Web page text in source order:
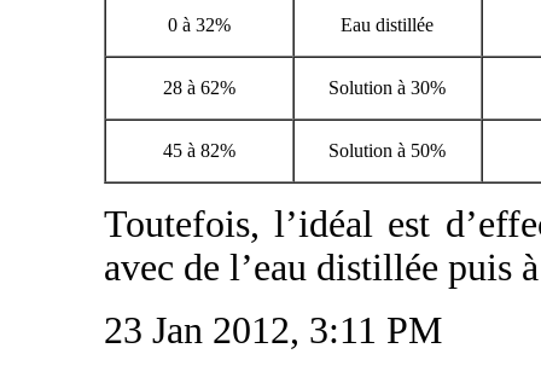
0 à 32% Eau distillée
28 à 62% Solution à 30%
45 à 82% Solution à 50%
Toutefois, l’idéal est
avec de l’eau distillée puis
23 Jan 2012, 3:11 PM